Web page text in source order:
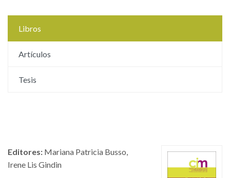
Libros
Artículos
Tesis
Editores: Mariana Patricia Busso,
Irene Lis Gindin